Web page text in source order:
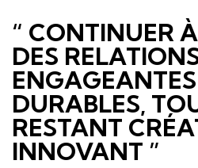
“ CONTINUER
DES
DURABLES,
RESTANT
INNOVANT ”